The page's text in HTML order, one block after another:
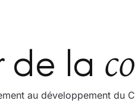
de la
au développement du